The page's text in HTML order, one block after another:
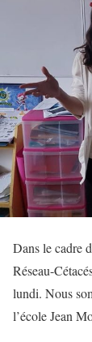
Dans le cadre
Réseau-
lundi. Nous
l’école Jean